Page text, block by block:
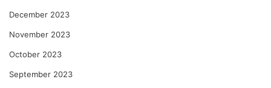
December 2023
November 2023
October 2023
September 2023